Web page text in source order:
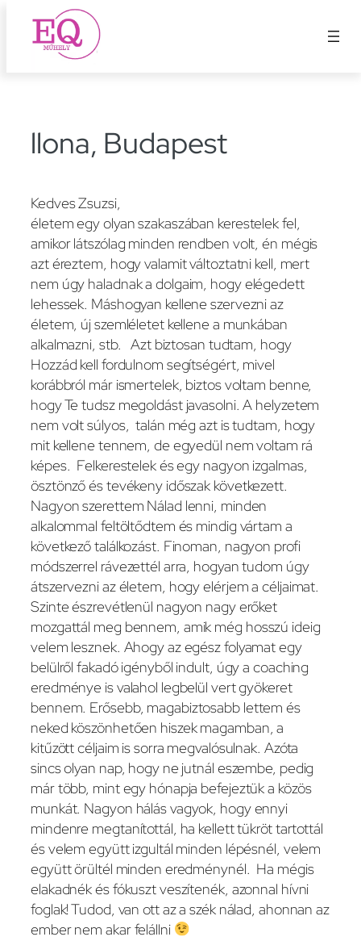
Ugrás
llona, Budapest
Kedves Zsuzsi,
életem egy olyan szakaszában kerestelek fel,
amikor látszólag minden rendben volt, én mégis
azt éreztem, hogy valamit változtatni kell, mert
nem úgy haladnak a dolgaim, hogy elégedett
lehessek. Máshogyan kellene szervezni az
életem, új szemléletet kellene a munkában
alkalmazni, stb. Azt biztosan tudtam, hogy
Hozzád kell fordulnom segítségért, mivel
korábbról már ismertelek, biztos voltam benne,
hogy Te tudsz megoldást javasolni. A helyzetem
nem volt súlyos, talán még azt is tudtam, hogy
mit kellene tennem, de egyedül nem voltam rá
képes. Felkerestelek és egy nagyon izgalmas,
ösztönző és tevékeny időszak következett.
Nagyon szerettem Nálad lenni, minden
alkalommal feltöltődtem és mindig vártam a
következő találkozást. Finoman, nagyon profi
módszerrel rávezettél arra, hogyan tudom úgy
átszervezni az életem, hogy elérjem a céljaimat.
Szinte észrevétlenül nagyon nagy erőket
mozgattál meg bennem, amik még hosszú ideig
velem lesznek. Ahogy az egész folyamat egy
belülről fakadó igényből indult, úgy a coaching
eredménye is valahol legbelül vert gyökeret
bennem. Erősebb, magabiztosabb lettem és
neked köszönhetően hiszek magamban, a
kitűzött céljaim is sorra megvalósulnak. Azóta
sincs olyan nap, hogy ne jutnál eszembe, pedig
már több, mint egy hónapja befejeztük a közös
munkát. Nagyon hálás vagyok, hogy ennyi
mindenre megtanítottál, ha kellett tükröt tartottál
és velem együtt izgultál minden lépésnél, velem
együtt örültél minden eredménynél. Ha mégis
elakadnék és fókuszt veszítenék, azonnal hívni
foglak! Tudod, van ott az a szék nálad, ahonnan az
ember nem akar felállni